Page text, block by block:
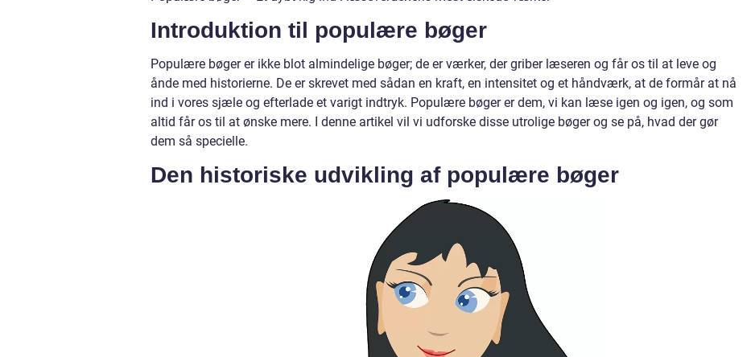
Introduktion til populære bøger
Populære bøger er ikke blot almindelige bøger; de er værker, der griber læseren og får os til at leve og
ånde med historierne. De er skrevet med sådan en kraft, en intensitet og et håndværk, at de formår at nå
ind i vores sjæle og efterlade et varigt indtryk. Populære bøger er dem, vi kan læse igen og igen, og som
altid får os til at ønske mere. I denne artikel vil vi udforske disse utrolige bøger og se på, hvad der gør
dem så specielle.
Den historiske udvikling af populære bøger